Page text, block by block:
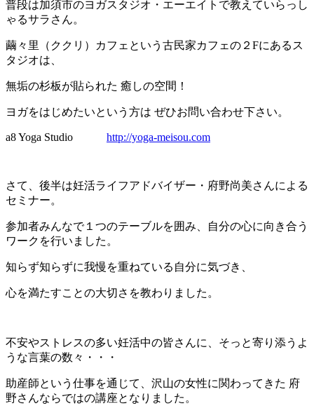
普段は加須市のヨガスタジオ・エーエイトで教えていらっし
ゃるサラさん。
繭々里（ククリ）カフェという古民家カフェの２Fにあるス
タジオは、
無垢の杉板が貼られた 癒しの空間！
ヨガをはじめたいという方は ぜひお問い合わせ下さい。
a8 Yoga Studio http://yoga-meisou.com
さて、後半は妊活ライフアドバイザー・府野尚美さんによる
セミナー。
参加者みんなで１つのテーブルを囲み、自分の心に向き合う
ワークを行いました。
知らず知らずに我慢を重ねている自分に気づき、
心を満たすことの大切さを教わりました。
不安やストレスの多い妊活中の皆さんに、そっと寄り添うよ
うな言葉の数々・・・
助産師という仕事を通じて、沢山の女性に関わってきた 府
野さんならではの講座となりました。